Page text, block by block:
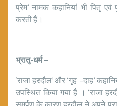
प्रेम’ नामक कहानियां भी पितृ
करती हैं।
भ्रातृ-धर्म–
‘राजा हरदौल’ और ‘गृह –दाह’
उपस्थित किया गया है । ‘राजा
समर्पण के कारण हरदौल ने अपने